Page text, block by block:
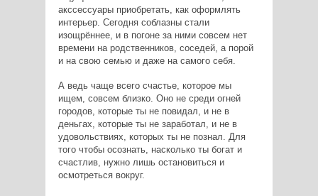
акссессуары приобретать, как оформлять
интерьер. Сегодня соблазны стали
изощрённее, и в погоне за ними совсем нет
времени на родственников, соседей, а порой
и на свою семью и даже на самого себя.
А ведь чаще всего счастье, которое мы
ищем, совсем близко. Оно не среди огней
городов, которые ты не повидал, и не в
деньгах, которые ты не заработал, и не в
удовольствиях, которых ты не познал. Для
того чтобы осознать, насколько ты богат и
счастлив, нужно лишь остановиться и
осмотреться вокруг.